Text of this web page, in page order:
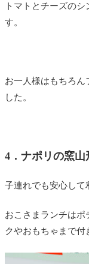
トマトとチーズの
す。
お一人様はもちろ
した。
4．ナポリの窯
子連れでも安心して
おこさまランチはポ
クやおもちゃまで付